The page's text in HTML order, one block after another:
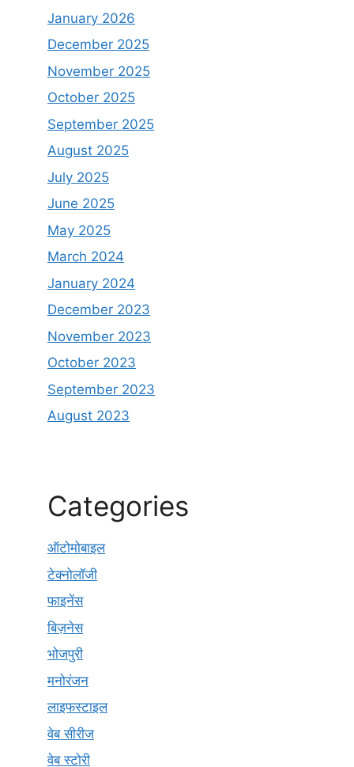
January 2026
December 2025
November 2025
October 2025
September 2025
August 2025
July 2025
June 2025
May 2025
March 2024
January 2024
December 2023
November 2023
October 2023
September 2023
August 2023
Categories
ऑटोमोबाइल
टेक्नोलॉजी
फाइनेंस
बिज़नेस
भोजपुरी
मनोरंजन
लाइफस्टाइल
वेब सीरीज
वेब स्टोरी